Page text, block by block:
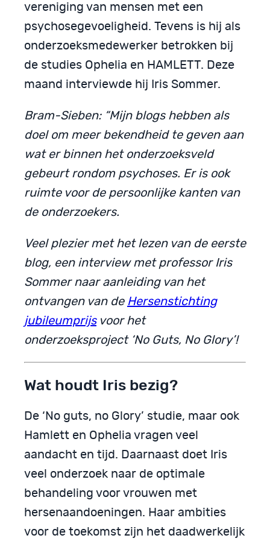
vereniging van mensen met een
psychosegevoeligheid. Tevens is hij als
onderzoeksmedewerker betrokken bij
de studies Ophelia en HAMLETT. Deze
maand interviewde hij Iris Sommer.
Bram-Sieben: “Mijn blogs hebben als
doel om meer bekendheid te geven aan
wat er binnen het onderzoeksveld
gebeurt rondom psychoses. Er is ook
ruimte voor de persoonlijke kanten van
de onderzoekers.
Veel plezier met het lezen van de eerste
blog, een interview met professor Iris
Sommer naar aanleiding van het
ontvangen van de Hersenstichting
jubileumprijsvoor het
onderzoeksproject ‘No Guts, No Glory’!
Wat houdt Iris bezig?
De ‘No guts, no Glory’ studie, maar ook
Hamlett en Ophelia vragen veel
aandacht en tijd. Daarnaast doet Iris
veel onderzoek naar de optimale
behandeling voor vrouwen met
hersenaandoeningen. Haar ambities
voor de toekomst zijn het daadwerkelijk